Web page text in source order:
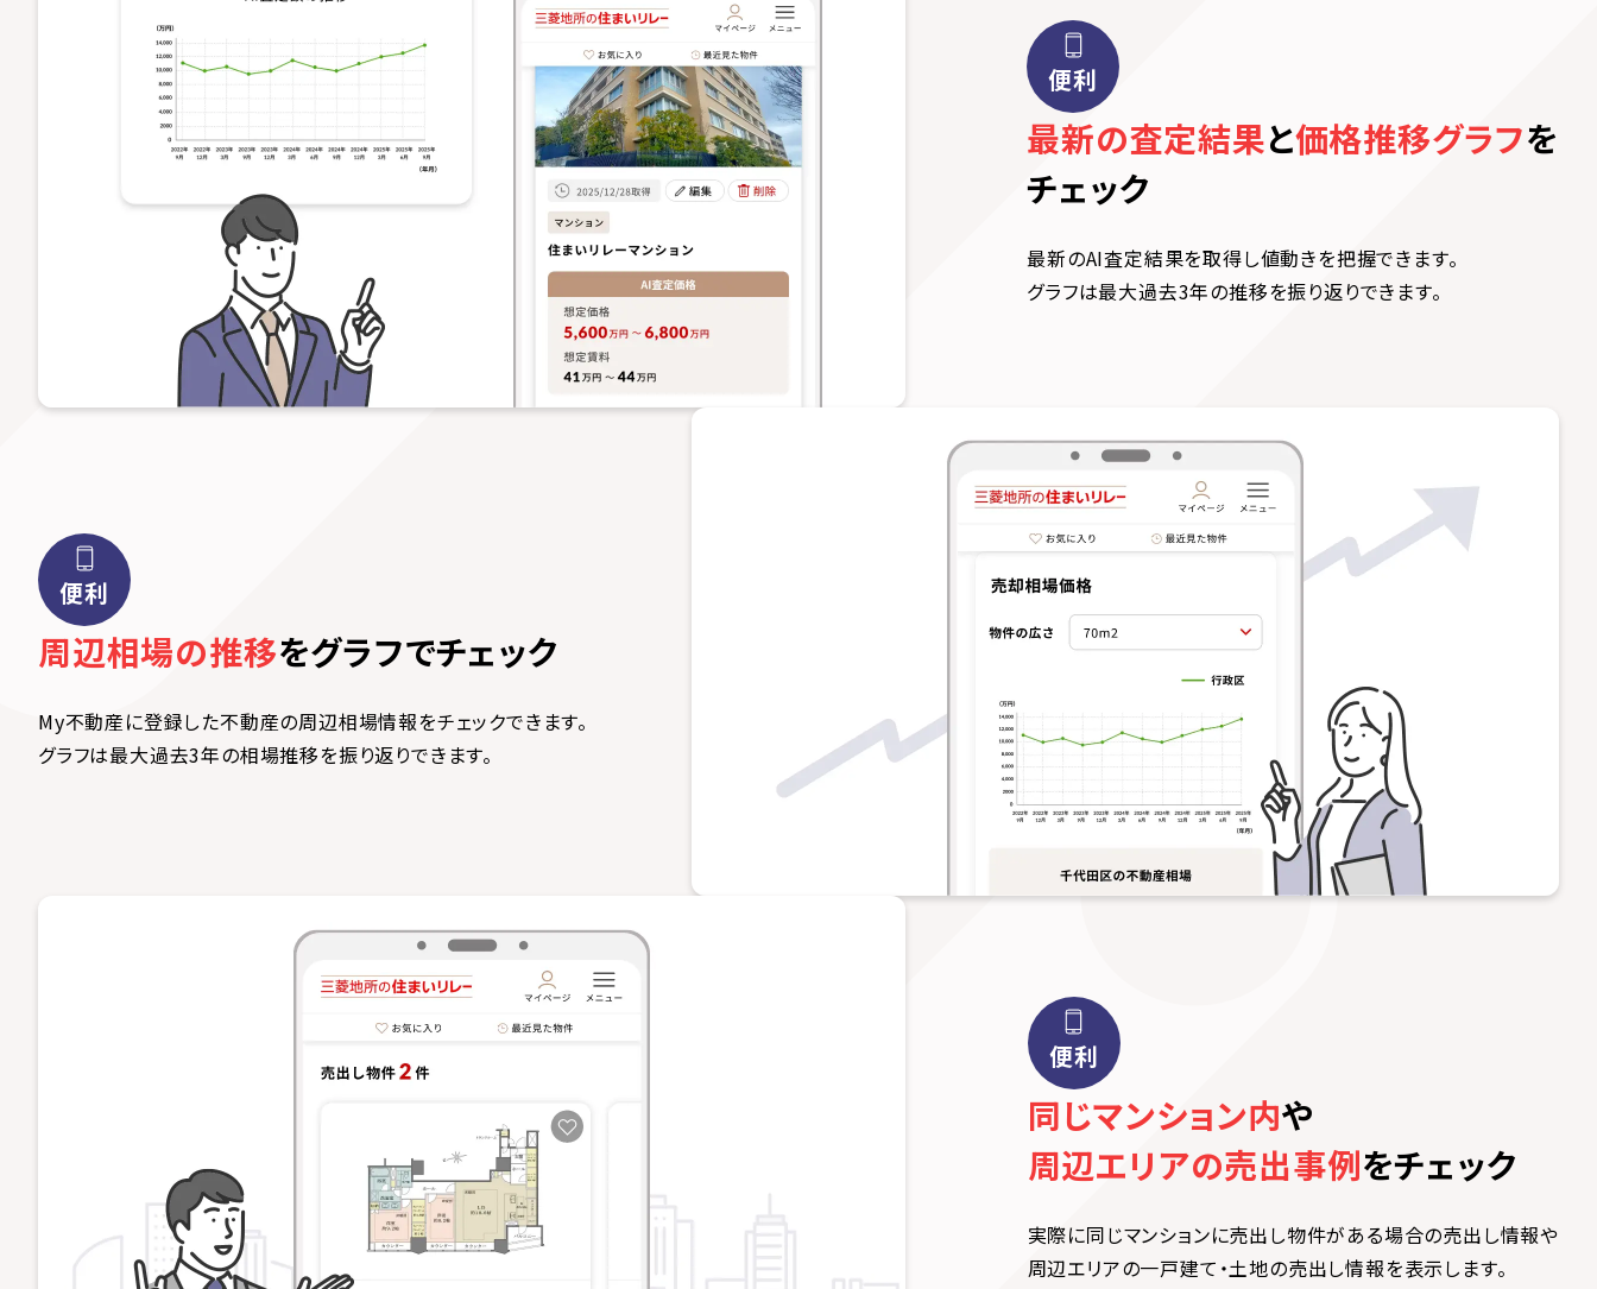
便利
最新の査定結果と価格推移グラフを
チェック
最新のAI査定結果を取得し値動きを把握できます。
グラフは最大過去3年の推移を振り返りできます。
便利
周辺相場の推移をグラフでチェック
My不動産に登録した不動産の周辺相場情報をチェックできます。
グラフは最大過去3年の相場推移を振り返りできます。
便利
同じマンション内や
周辺エリアの売出事例をチェック
実際に同じマンションに売出し物件がある場合の売出し情報や
周辺エリアの一戸建て・土地の売出し情報を表示します。